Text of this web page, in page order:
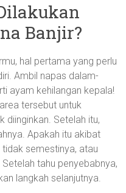
Banjir?
hal pertama yang perlu
Ambil napas dalam-
ayam kehilangan kepala!
tersebut untuk
diinginkan. Setelah itu,
Apakah itu akibat
semestinya, atau
tahu penyebabnya,
langkah selanjutnya.